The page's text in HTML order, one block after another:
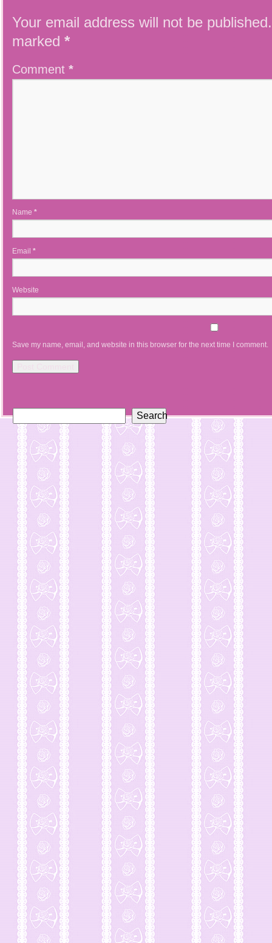
Your email address will not be published.
marked *
Comment *
Name *
Email *
Website
Save my name, email, and website in this browser for the next time I comment.
Search